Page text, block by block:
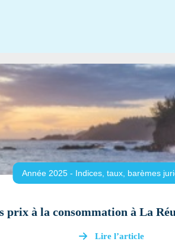
Année 2025 - Indices, taux, barèmes
prix à la consommation à La
Lire l’article